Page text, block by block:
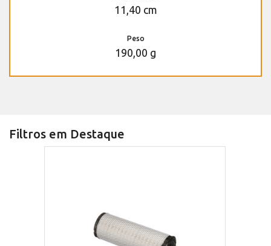
11,40 cm
Peso
190,00 g
Filtros em Destaque